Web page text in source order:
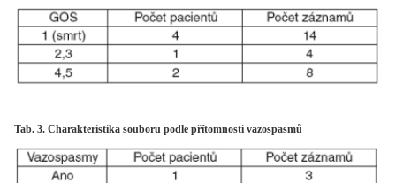
Tab. 3. Charakteristika souboru podle přítomnosti vazospasmů